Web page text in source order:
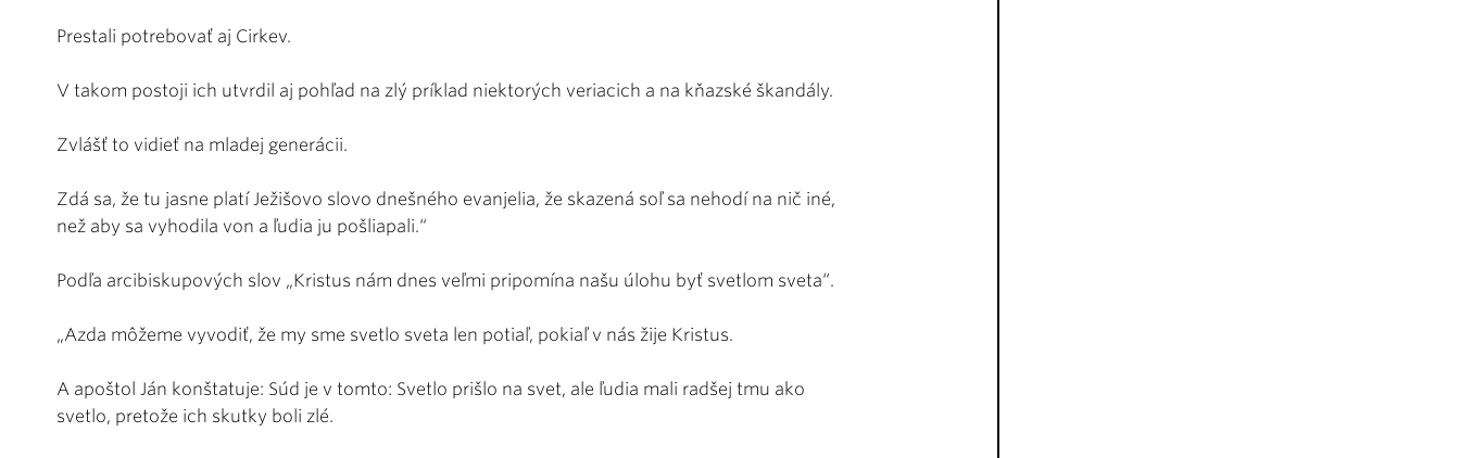
Prestali potrebovať aj Cirkev.
V takom postoji ich utvrdil aj pohľad na zlý príklad niektorých veriacich a na kňazské škandály.
Zvlášť to vidieť na mladej generácii.
Zdá sa, že tu jasne platí Ježišovo slovo dnešného evanjelia, že skazená soľ sa nehodí na nič iné,
než aby sa vyhodila von a ľudia ju pošliapali.“
Podľa arcibiskupových slov „Kristus nám dnes veľmi pripomína našu úlohu byť svetlom sveta“.
„Azda môžeme vyvodiť, že my sme svetlo sveta len potiaľ, pokiaľ v nás žije Kristus.
A apoštol Ján konštatuje: Súd je v tomto: Svetlo prišlo na svet, ale ľudia mali radšej tmu ako
svetlo, pretože ich skutky boli zlé.